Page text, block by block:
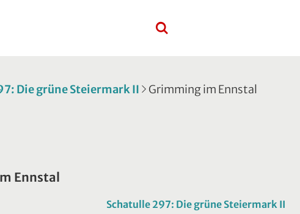
Die grüne Steiermark II Grimming im Ennstal
Ennstal
Schatulle 297: Die grüne Steiermark II